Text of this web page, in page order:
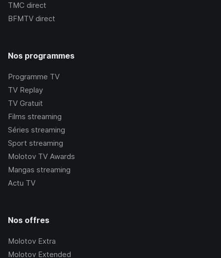
TMC direct
BFMTV direct
Nos programmes
Programme TV
TV Replay
TV Gratuit
Films streaming
Séries streaming
Sport streaming
Molotov TV Awards
Mangas streaming
Actu TV
Nos offres
Molotov Extra
Molotov Extended